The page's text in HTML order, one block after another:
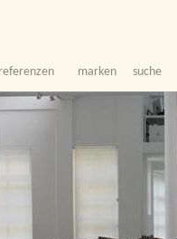
referenzen marken suche